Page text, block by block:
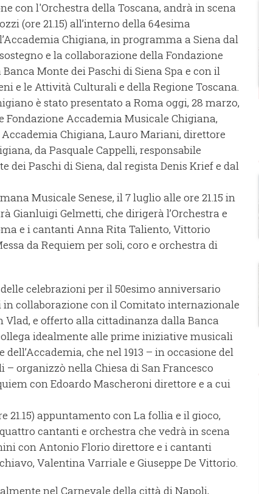
con l'Orchestra della Toscana, andrà in scena
(ore 21.15) all’interno della 64esima
Chigiana, in programma a Siena dal
e la collaborazione della Fondazione
Monte dei Paschi di Siena Spa e con il
e le Attività Culturali e della Regione Toscana.
è stato presentato a Roma oggi, 28 marzo,
Fondazione Accademia Musicale Chigiana,
Chigiana, Lauro Mariani, direttore
da Pasquale Cappelli, responsabile
dei Paschi di Siena, dal regista Denis Krief e dal
Musicale Senese, il 7 luglio alle ore 21.15 in
Gianluigi Gelmetti, che dirigerà l’Orchestra e
e i cantanti Anna Rita Taliento, Vittorio
da Requiem per soli, coro e orchestra di
celebrazioni per il 50esimo anniversario
collaborazione con il Comitato internazionale
Vlad, e offerto alla cittadinanza dalla Banca
idealmente alle prime iniziative musicali
che nel 1913 – in occasione del
organizzò nella Chiesa di San Francesco
con Edoardo Mascheroni direttore e a cui
21.15) appuntamento con La follia e il gioco,
cantanti e orchestra che vedrà in scena
con Antonio Florio direttore e i cantanti
Valentina Varriale e Giuseppe De Vittorio.
nel Carnevale della città di Napoli,